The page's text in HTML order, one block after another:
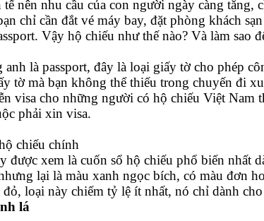
nên nhu cầu của con người ngày càng
chỉ cần đắt vé máy bay, đặt phòng khách
Vậy hộ chiếu như thế nào? Và làm sao
là passport, đây là loại giấy tờ cho phép
tờ mà bạn không thể thiếu trong chuyến đi
visa cho những người có hộ chiếu Việt
phải xin visa.
chiếu chính
được xem là cuốn sổ hộ chiếu phổ biến nhất
lại là màu xanh ngọc bích, có màu đơn
loại này chiếm tỷ lệ ít nhất, nó chỉ dành
lá